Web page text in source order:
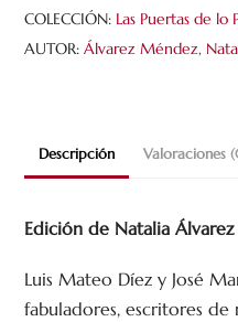
Díez
y
cantidad
COLECCIÓN: Las Puertas de lo
AUTOR:Álvarez Méndez,
Descripción Valoraciones
Edición de Natalia
Luis Mateo Díez y José
fabuladores, escritores de